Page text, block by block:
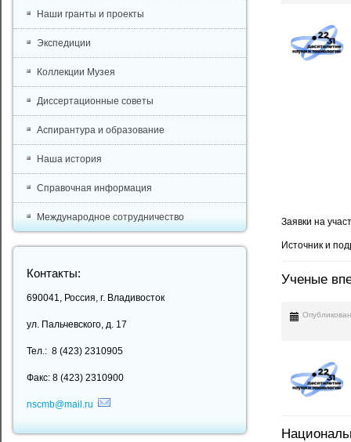
Заявки на
Источник и
Ученые
Наши гранты и проекты
Экспедиции
Коллекции Музея
Диссертационные советы
Аспирантура и образование
Наша история
Справочная информация
Международное сотрудничество
Контакты:
690041, Россия, г. Владивосток
ул. Пальчевского, д. 17
Тел.: 8 (423) 2310905
Факс: 8 (423) 2310900
nscmb@mail.ru